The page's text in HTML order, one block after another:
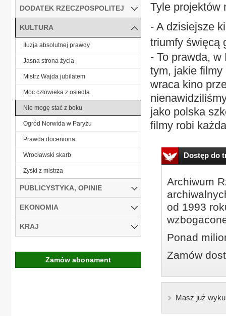
Tyle projektów
- A dzisiejsze
triumfy święcą
- To prawda,
tym, jakie
wraca kino
jako polska
filmy robi
Dostęp do
Archiwum
od 1993
Ponad
Zamów
Masz już
DODATEK RZECZPOSPOLITEJ
KULTURA
Iluzja absolutnej prawdy
Jasna strona życia
Mistrz Wajda jubilatem
Moc człowieka z osiedla
Nie mogę stać z boku
Ogród Norwida w Paryżu
Prawda doceniona
Wrocławski skarb
Zyski z mistrza
PUBLICYSTYKA, OPINIE
EKONOMIA
KRAJ
Zamów abonament